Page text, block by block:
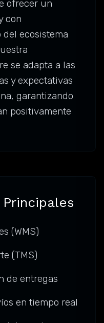
ofrecer un
con
ecosistema
se adapta a las
y expectativas
garantizando
positivamente
(WMS)
(TMS)
de entregas
en tiempo real